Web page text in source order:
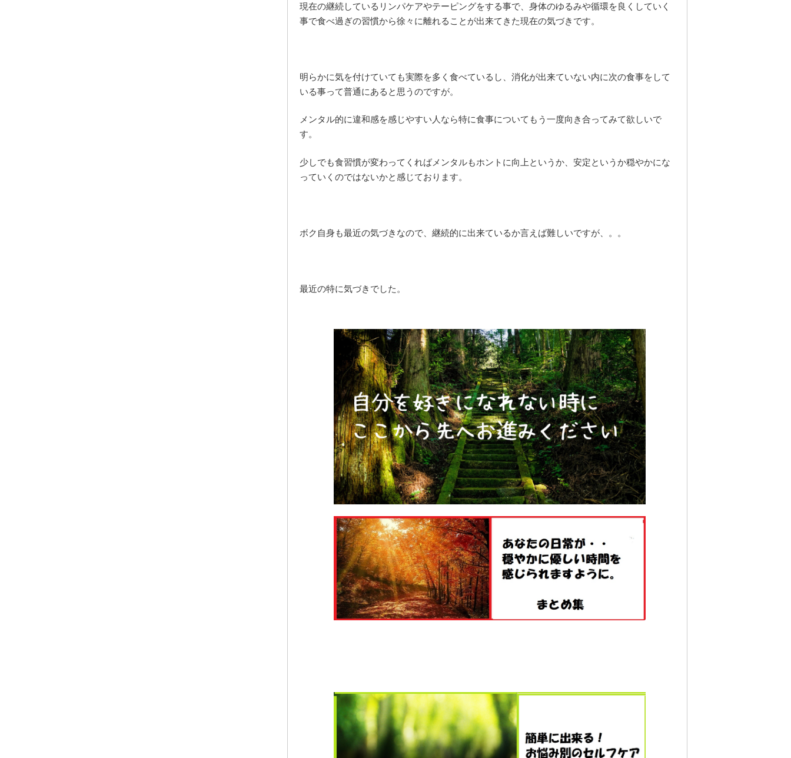
現在の継続しているリンパケアやテーピングをする事で、身体のゆるみや循環を良くしていく
事で食べ過ぎの習慣から徐々に離れることが出来てきた現在の気づきです。
明らかに気を付けていても実際を多く食べているし、消化が出来ていない内に次の食事をして
いる事って普通にあると思うのですが。
メンタル的に違和感を感じやすい人なら特に食事についてもう一度向き合ってみて欲しいで
す。
少しでも食習慣が変わってくればメンタルもホントに向上というか、安定というか穏やかにな
っていくのではないかと感じております。
ボク自身も最近の気づきなので、継続的に出来ているか言えば難しいですが、。。
最近の特に気づきでした。